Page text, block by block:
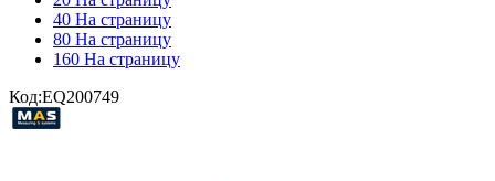
40 На страницу
80 На страницу
160 На страницу
Код:EQ200749